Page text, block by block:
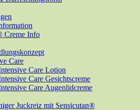
Creme Info
Care
Care Lotion
Care Gesichtscreme
Care Augenlidcreme
Juckreiz mit Sensicutan®